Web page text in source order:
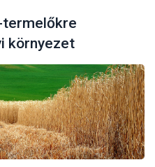
termelőkre
környezet